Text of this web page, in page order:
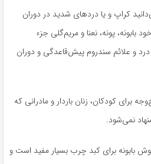
کراپ و یا دردهای شدید در دوران
پونە، نعنا و مریم‌گلی جزء
و علائم سندروم پیش‌قاعدگی و دوران
برای کودکان، زنان باردار و مادرانی کە
نمی‌شود.
بابونە برای کبد چرب بسیار مفید است و